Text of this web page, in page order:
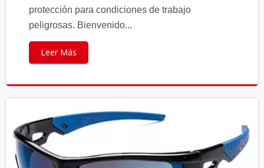
protección para condiciones de trabajo
peligrosas. Bienvenido...
Leer Más